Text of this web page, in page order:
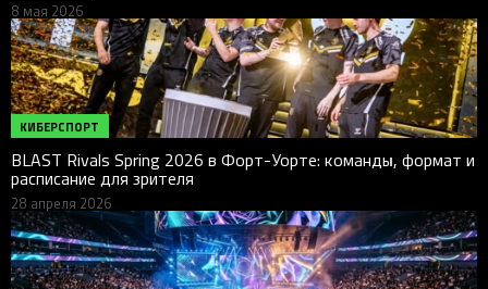
8 мая 2026
КИБЕРСПОРТ
BLAST Rivals Spring 2026 в Форт-Уорте: команды, формат и
расписание для зрителя
28 апреля 2026